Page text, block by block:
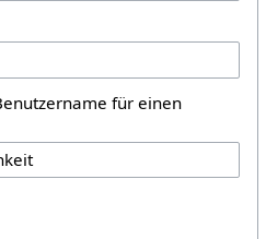
für einen